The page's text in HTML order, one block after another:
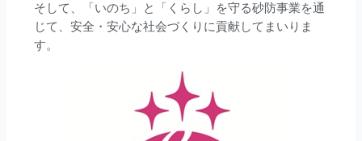
そして、「いのち」と「くらし」を守る砂防事業を通
じて、安全・安心な社会づくりに貢献してまいりま
す。